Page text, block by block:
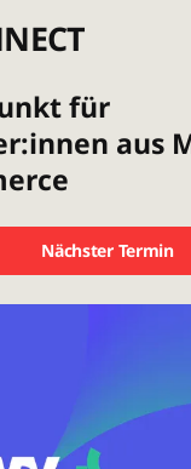
für
aus
Nächster Termin